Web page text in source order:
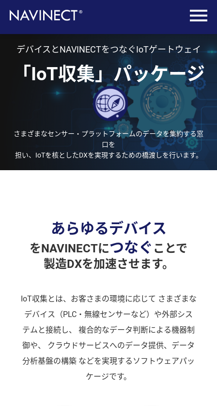
デバイスとNAVINECTをつなぐIoTゲートウェイ
「IoT収集」パッケージ
さまざまなセンサー・プラットフォームのデータを集約する窓
口を
担い、IoTを核としたDXを実現するための橋渡しを行います。
あらゆるデバイス
をNAVINECTにつなぐ ことで
製造DXを加速させます。
IoT収集とは、お客さまの環境に応じて さまざまな
デバイス（PLC・無線センサーなど）や外部シス
テムと接続し、
複合的なデータ判断による機器制
御や、
クラウドサービスへのデータ提供、データ
分析基盤の構築 などを実現するソフトウェアパッ
ケージです。